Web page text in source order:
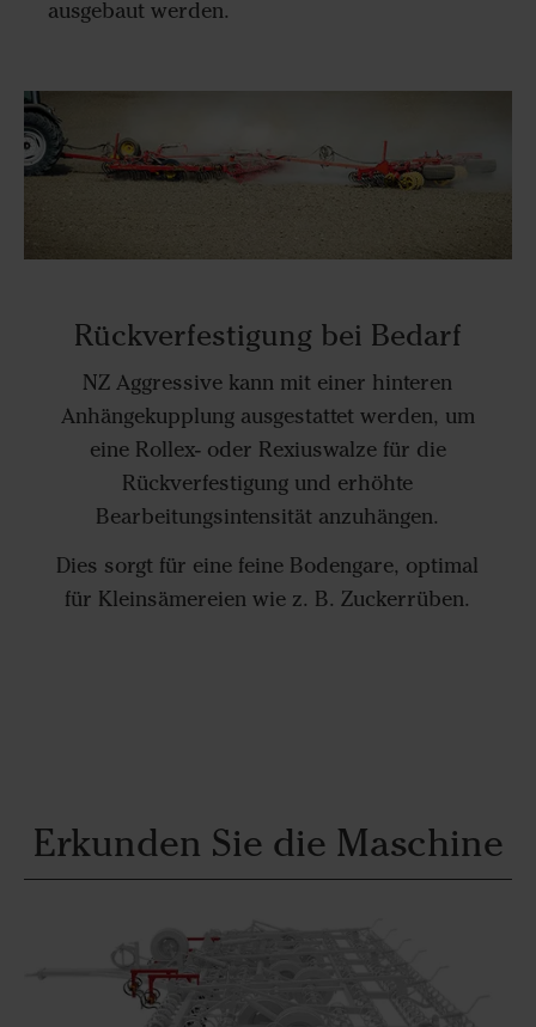
ausgebaut werden.
Rückverfestigung bei Bedarf
NZ Aggressive kann mit einer hinteren
Anhängekupplung ausgestattet werden, um
eine Rollex- oder Rexiuswalze für die
Rückverfestigung und erhöhte
Bearbeitungsintensität anzuhängen.
Dies sorgt für eine feine Bodengare, optimal
für Kleinsämereien wie z. B. Zuckerrüben.
Erkunden Sie die Maschine